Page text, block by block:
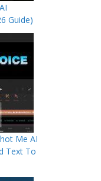
Guide)
Me AI
Text To